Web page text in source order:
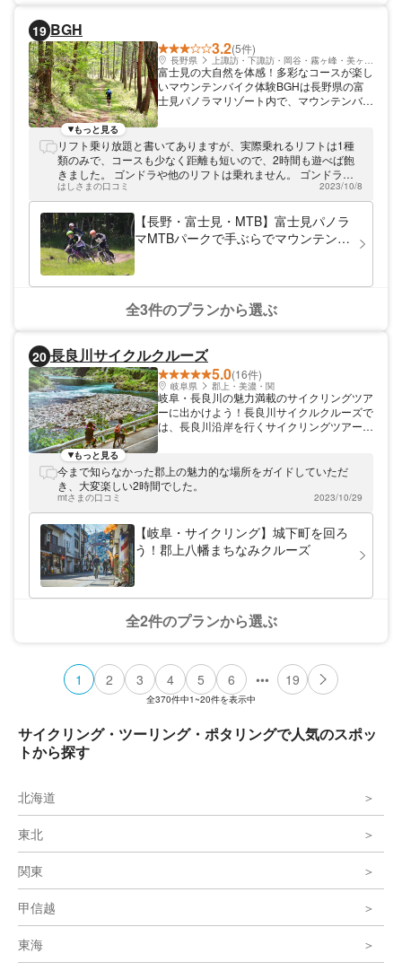
19 BGH
3.2(5件)
長野県 上諏訪・下諏訪・岡谷・霧ヶ峰・美ヶ原高原
富士見の大自然を体感！多彩なコースが楽し
いマウンテンバイク体験BGHは長野県の富
士見パノラマリゾート内で、マウンテンバイ
や名古屋からも近い、アクセス自慢の富士見
パノラマリゾート内にあります。リゾート内
には自然を舞台にしたアクティビティが盛り
だくさん。BGHでは富士見の大自然を体い
っぱいに感じられるマウンテンバイク体験や
初心者に嬉しいレッスンもご提供中です！
楽しみ方豊富な4つのコース！ コースは4つ
ご用意しています。林の中を駆け抜けたり、
ッズ向けのミニサイズコースもあり、とにか
く楽しみ方が豊富！リフトにも乗れるのでレ
ジャー気分が最高に盛り上がりますよ！ビギ
い切りアクティブに楽しむならマウンテンバ
イク！キッズや女性にも安心のコース設計で
す。お気軽に遊んで行ってくださいね！
もっと見る
リフト乗り放題と書いてありますが、実際乗れるリフトは1種
類のみで、コースも少なく距離も短いので、2時間も遊べば飽
きました。 ゴンドラや他のリフトは乗れません。 ゴンドラで
山頂まで行き、景色を見るのが楽しみだったのに、それが叶わ
なくて残念でした。 初めてのマウンテンバイクで、常識を知ら
ない私が悪いとは思いますが、これで7千円とわかっていたら
体験しませんでした。
はしさまの口コミ 2023/10/8
【長野・富士見・MTB】富士見パノラ
マMTBパークで手ぶらでマウンテンバ
全3件のプランから選ぶ
20 長良川サイクルクルーズ
5.0(16件)
岐阜県 郡上・美濃・関
岐阜・長良川の魅力満載のサイクリングツア
ーに出かけよう！長良川サイクルクルーズで
は、長良川沿岸を行くサイクリングツアーを
ング男子です。釣りを趣味にする瀬木は、長
良川沿岸を熟知。ガイドブックには載ってい
ない、穴場スポットへのご案内が可能です。
川沿いに広がる日本の田舎風景を眺めなが
ら、のんびりサイクリングを満喫しましょ
う。
もっと見る
今まで知らなかった郡上の魅力的な場所をガイドしていただ
き、大変楽しい2時間でした。
mtさまの口コミ 2023/10/29
【岐阜・サイクリング】城下町を回ろ
う！郡上八幡まちなみクルーズ
全2件のプランから選ぶ
1 2 3 4 5 6 ••• 19
全370件中1~20件を表示中
サイクリング・ツーリング・ポタリングで人気のスポッ
トから探す
北海道
東北
関東
甲信越
東海